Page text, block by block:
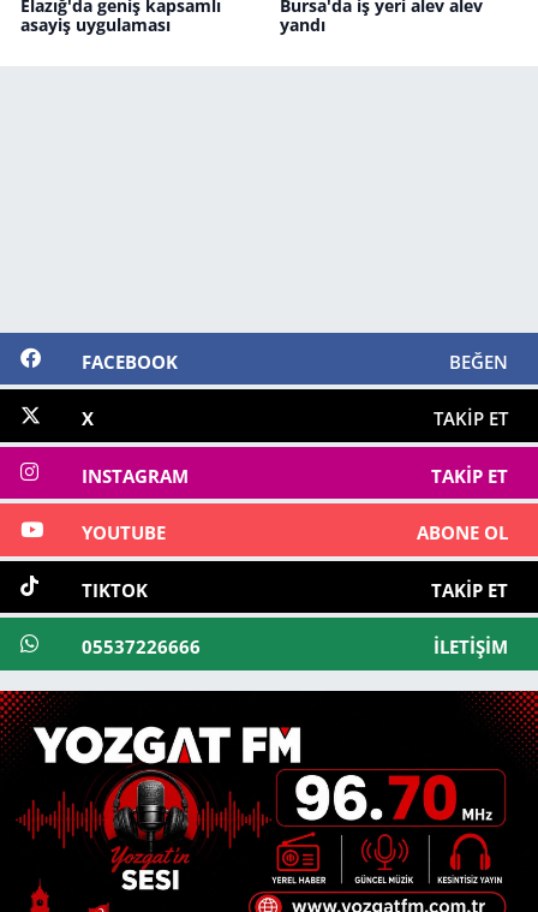
Elazığ'da geniş kapsamlı
asayiş uygulaması
Bursa'da iş yeri alev alev
yandı
FACEBOOK BEĞEN
X TAKIP ET
INSTAGRAM TAKIP ET
YOUTUBE ABONE OL
TIKTOK TAKIP ET
05537226666 İLETIŞIM